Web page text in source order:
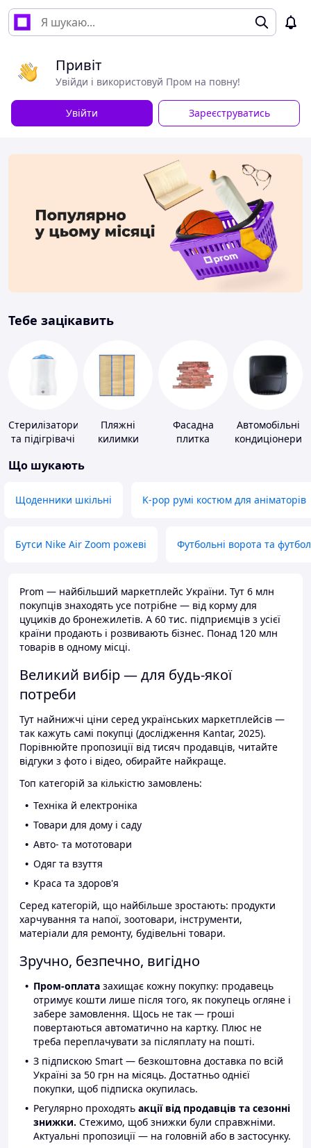
Привіт
Увійди і використовуй Пром на повну!
Увійти Зареєструватись
Тебе зацікавить
Стерилізатори
та підігрівачі
харчування
Пляжні
килимки
Фасадна
плитка
Автомобільні
кондиціонери
Що шукають
Щоденники шкільні K-pop румі костюм для аніматорів
Бутси Nike Air Zoom рожеві Футбольні ворота та
Prom — найбільший маркетплейс України. Тут 6 млн
покупців знаходять усе потрібне — від корму для
цуциків до бронежилетів. А 60 тис. підприємців з усієї
країни продають і розвивають бізнес. Понад 120 млн
товарів в одному місці.
Великий вибір — для будь-якої
потреби
Тут найнижчі ціни серед українських маркетплейсів —
так кажуть самі покупці (дослідження Kantar, 2025).
Порівнюйте пропозиції від тисяч продавців, читайте
відгуки з фото і відео, обирайте найкраще.
Топ категорій за кількістю замовлень:
Техніка й електроніка
Товари для дому і саду
Авто- та мототовари
Одяг та взуття
Краса та здоров'я
Серед категорій, що найбільше зростають: продукти
харчування та напої, зоотовари, інструменти,
матеріали для ремонту, будівельні товари.
Зручно, безпечно, вигідно
Пром-оплата захищає кожну покупку: продавець
отримує кошти лише після того, як покупець огляне і
забере замовлення. Щось не так — гроші
повертаються автоматично на картку. Плюс не
треба переплачувати за післяплату на пошті.
З підпискою Smart — безкоштовна доставка по всій
Україні за 50 грн на місяць. Достатньо однієї
покупки, щоб підписка окупилась.
Регулярно проходять акції від продавців та сезонні
знижки. Стежимо, щоб знижки були справжніми.
Актуальні пропозиції — на головній або в застосунку.